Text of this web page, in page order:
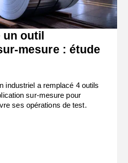
outil
mesure : étude
industriel a remplacé 4 outils
sur-mesure pour
ses opérations de test.